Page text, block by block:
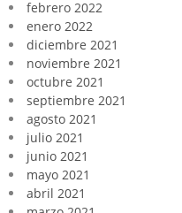
febrero 2022
enero 2022
diciembre 2021
noviembre 2021
octubre 2021
septiembre 2021
agosto 2021
julio 2021
junio 2021
mayo 2021
abril 2021